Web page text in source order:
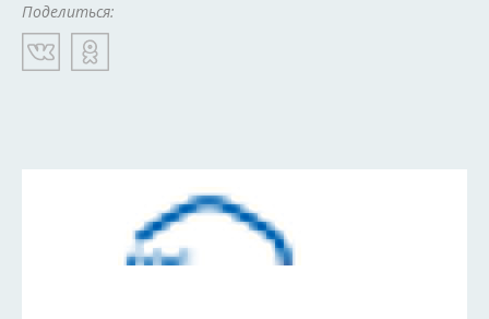
Поделиться: